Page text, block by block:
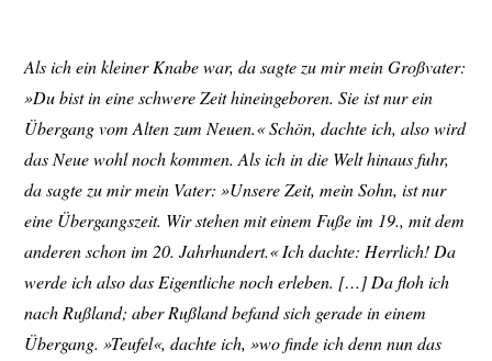
Als ich ein kleiner Knabe war, da sagte zu mir mein Großvater:
»Du bist in eine schwere Zeit hineingeboren. Sie ist nur ein
Übergang vom Alten zum Neuen.« Schön, dachte ich, also wird
das Neue wohl noch kommen. Als ich in die Welt hinaus fuhr,
da sagte zu mir mein Vater: »Unsere Zeit, mein Sohn, ist nur
eine Übergangszeit. Wir stehen mit einem Fuße im 19., mit dem
anderen schon im 20. Jahrhundert.« Ich dachte: Herrlich! Da
werde ich also das Eigentliche noch erleben. […] Da floh ich
nach Rußland; aber Rußland befand sich gerade in einem
Übergang. »Teufel«, dachte ich, »wo finde ich denn nun das